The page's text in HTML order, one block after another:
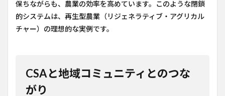
保ちながらも、農業の効率を高めています。このような閉鎖
的システムは、再生型農業（リジェネラティブ・アグリカル
チャー）の理想的な実例です。
CSAと地域コミュニティとのつな
がり